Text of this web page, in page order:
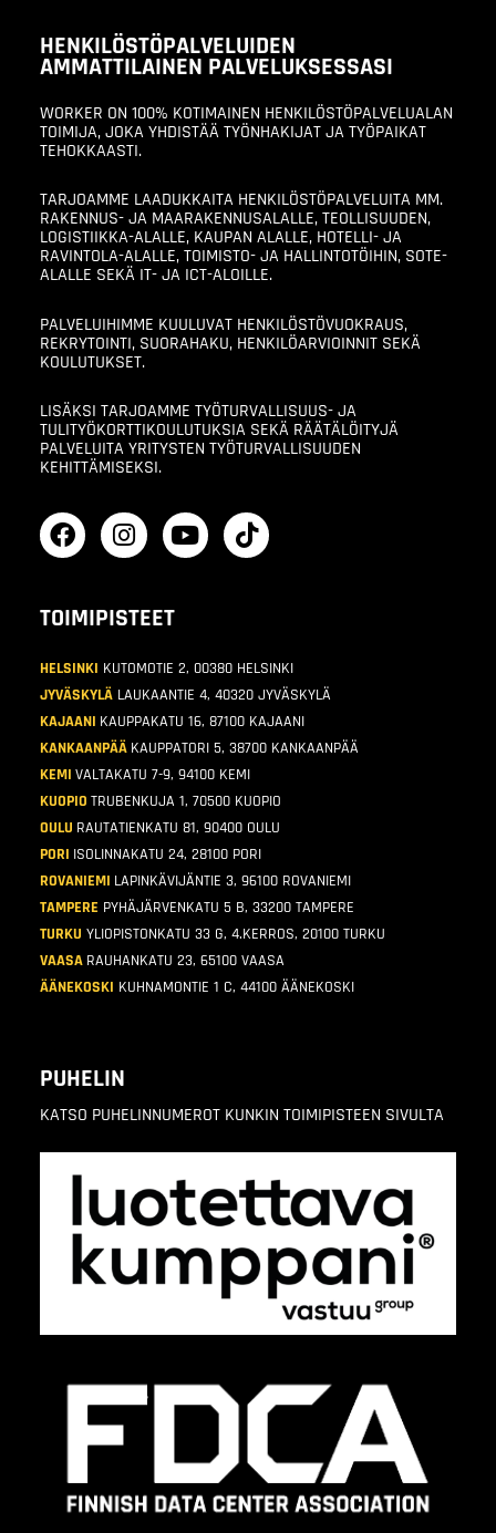
HENKILÖSTÖPALVELUIDEN
AMMATTILAINEN PALVELUKSESSASI
WORKER ON 100% KOTIMAINEN HENKILÖSTÖPALVELUALAN
TOIMIJA, JOKA YHDISTÄÄ TYÖNHAKIJAT JA TYÖPAIKAT
TEHOKKAASTI.
TARJOAMME LAADUKKAITA HENKILÖSTÖPALVELUITA MM.
RAKENNUS- JA MAARAKENNUSALALLE, TEOLLISUUDEN,
LOGISTIIKKA-ALALLE, KAUPAN ALALLE, HOTELLI- JA
RAVINTOLA-ALALLE, TOIMISTO- JA HALLINTOTÖIHIN, SOTE-
ALALLE SEKÄ IT- JA ICT-ALOILLE.
PALVELUIHIMME KUULUVAT HENKILÖSTÖVUOKRAUS,
REKRYTOINTI, SUORAHAKU, HENKILÖARVIOINNIT SEKÄ
KOULUTUKSET.
LISÄKSI TARJOAMME TYÖTURVALLISUUS- JA
TULITYÖKORTTIKOULUTUKSIA SEKÄ RÄÄTÄLÖITYJÄ
PALVELUITA YRITYSTEN TYÖTURVALLISUUDEN
KEHITTÄMISEKSI.
TOIMIPISTEET
HELSINKI KUTOMOTIE 2, 00380 HELSINKI
JYVÄSKYLÄLAUKAANTIE 4, 40320 JYVÄSKYLÄ
KAJAANI KAUPPAKATU 16, 87100 KAJAANI
KANKAANPÄÄ KAUPPATORI 5, 38700 KANKAANPÄÄ
KEMI VALTAKATU 7-9, 94100 KEMI
KUOPIO TRUBENKUJA 1, 70500 KUOPIO
OULU RAUTATIENKATU 81, 90400 OULU
PORI ISOLINNAKATU 24, 28100 PORI
ROVANIEMI LAPINKÄVIJÄNTIE 3, 96100 ROVANIEMI
TAMPERE PYHÄJÄRVENKATU 5 B, 33200 TAMPERE
TURKU YLIOPISTONKATU 33 G, 4.KERROS, 20100 TURKU
VAASA RAUHANKATU 23, 65100 VAASA
ÄÄNEKOSKI KUHNAMONTIE 1 C, 44100 ÄÄNEKOSKI
PUHELIN
KATSO PUHELINNUMEROT KUNKIN TOIMIPISTEEN SIVULTA